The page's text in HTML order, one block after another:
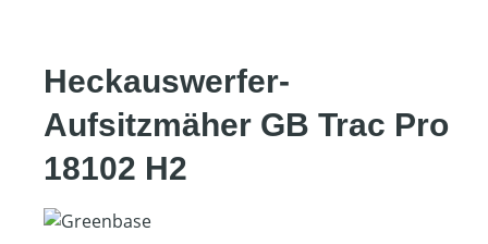
Heckauswerfer-
Aufsitzmäher GB Trac Pro
18102 H2